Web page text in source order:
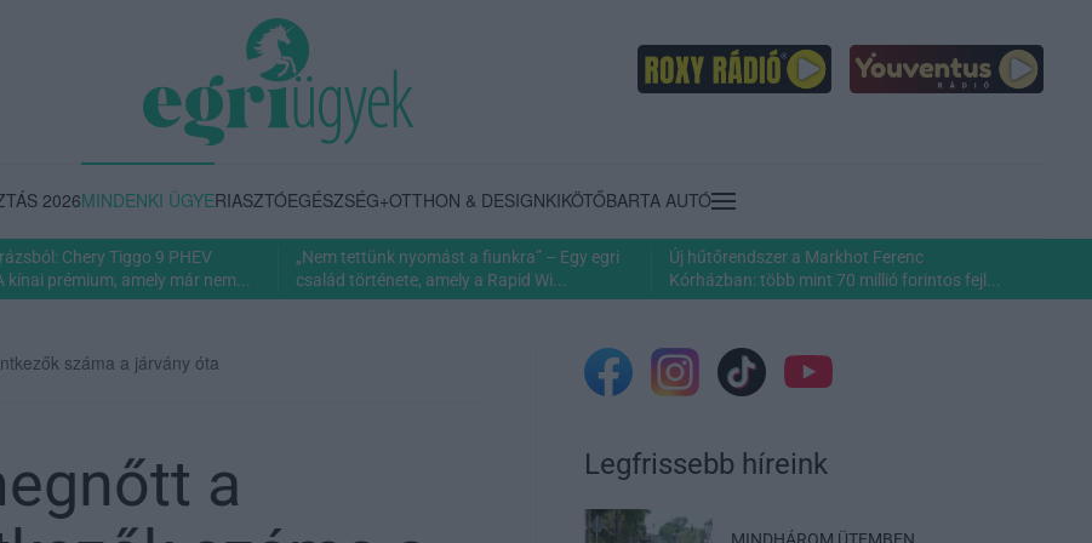
2026MINDENKI ÜGYERIASZTÓEGÉSZSÉG+OTTHON & DESIGNKIKÖTŐBARTA AUTÓ
Chery Tiggo 9 PHEV
kínai prémium, amely már nem...
„Nem tettünk nyomást a fiunkra” – Egy egri
család története, amely a Rapid Wi...
Új hűtőrendszer a Markhot Ferenc
Kórházban: több mint 70 millió forintos fejl...
száma a járvány óta
a
Legfrissebb híreink
MINDHÁROM ÜTEMBEN